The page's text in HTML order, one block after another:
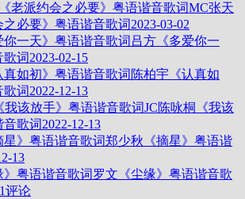
MC张天
之必要》粤语谐音歌词2023-03-02
吕方《多爱你一
歌词2023-02-15
陈柏宇《认真如
歌词2022-12-13
JC陈咏桐《我该
音歌词2022-12-13
郑少秋《摘星》粤语谐
13
罗文《尘缘》粤语谐音歌
1评论